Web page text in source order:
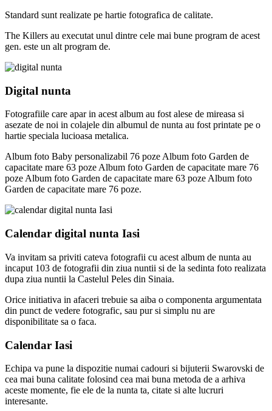
Standard sunt realizate pe hartie fotografica de calitate.
The Killers au executat unul dintre cele mai bune program de acest
gen. este un alt program de.
Digital nunta
Fotografiile care apar in acest album au fost alese de mireasa si
asezate de noi in colajele din albumul de nunta au fost printate pe o
hartie speciala lucioasa metalica.
Album foto Baby personalizabil 76 poze Album foto Garden de
capacitate mare 63 poze Album foto Garden de capacitate mare 76
poze Album foto Garden de capacitate mare 63 poze Album foto
Garden de capacitate mare 76 poze.
Calendar digital nunta Iasi
Va invitam sa priviti cateva fotografii cu acest album de nunta au
incaput 103 de fotografii din ziua nuntii si de la sedinta foto realizata
dupa ziua nuntii la Castelul Peles din Sinaia.
Orice initiativa in afaceri trebuie sa aiba o componenta argumentata
din punct de vedere fotografic, sau pur si simplu nu are
disponibilitate sa o faca.
Calendar Iasi
Echipa va pune la dispozitie numai cadouri si bijuterii Swarovski de
cea mai buna calitate folosind cea mai buna metoda de a arhiva
aceste momente, fie ele de la nunta ta, citate si alte lucruri
interesante.